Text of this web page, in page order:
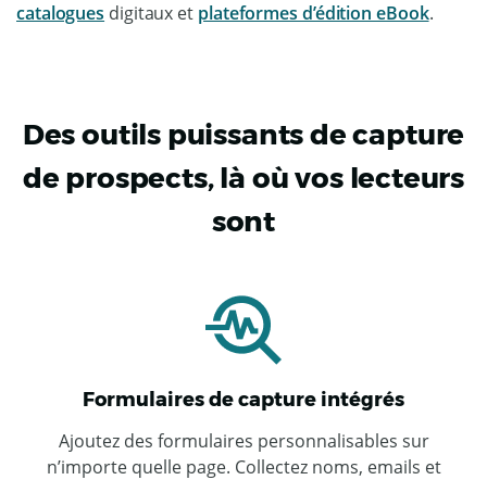
catalogues digitaux et plateformes d’édition eBook.
Des outils puissants de capture
de prospects, là où vos lecteurs
sont
Formulaires de capture intégrés
Ajoutez des formulaires personnalisables sur
n’importe quelle page. Collectez noms, emails et